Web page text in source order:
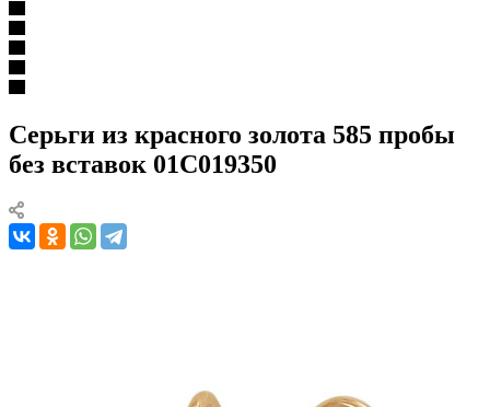
Серьги из красного золота 585 пробы
без вставок 01С019350